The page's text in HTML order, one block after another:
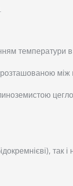
температури в
між
так і